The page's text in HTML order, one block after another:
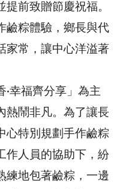
前致贈節慶祝福。
鹼粽體驗，鄉長與代
家常，讓中心洋溢著
·幸福齊分享」為主
熱鬧非凡。為了讓長
心特別規劃手作鹼粽
作人員的協助下，紛
練地包著鹼粽，一邊